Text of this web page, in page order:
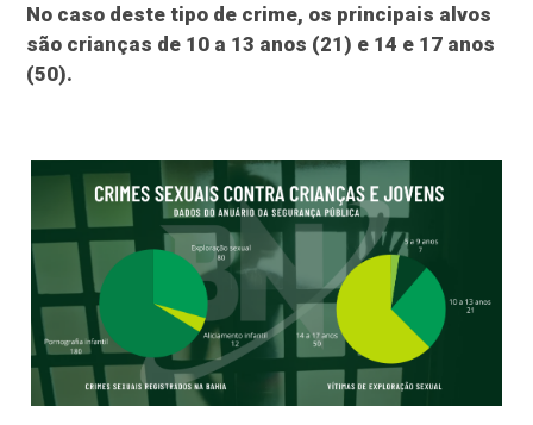
No caso deste tipo de crime, os principais alvos
são crianças de 10 a 13 anos (21) e 14 e 17 anos
(50).